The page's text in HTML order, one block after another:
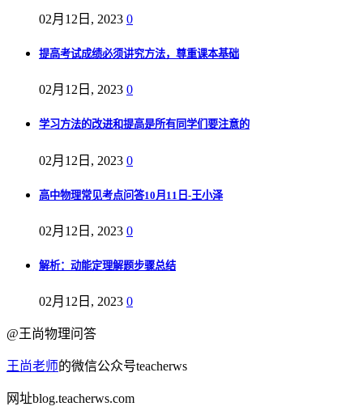
02月12日, 2023 0
提高考试成绩必须讲究方法，尊重课本基础
02月12日, 2023 0
学习方法的改进和提高是所有同学们要注意的
02月12日, 2023 0
高中物理常见考点问答10月11日-王小泽
02月12日, 2023 0
解析：动能定理解题步骤总结
02月12日, 2023 0
@王尚物理问答
王尚老师的微信公众号teacherws
网址blog.teacherws.com